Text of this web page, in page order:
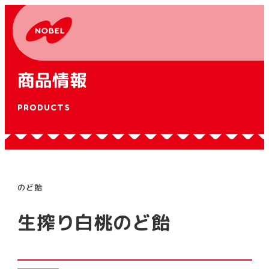
商品情報
PRODUCTS
のど飴
生搾り白桃のど飴